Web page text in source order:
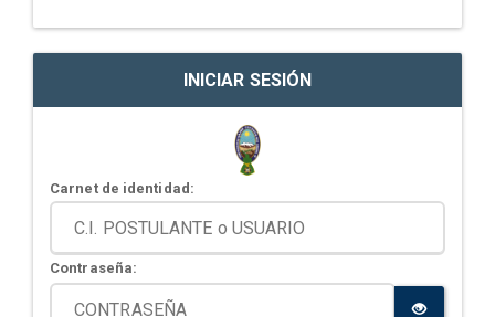
INICIAR SESIÓN
Carnet de identidad:
Contraseña: